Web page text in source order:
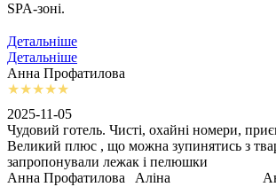
SPA-зоні.
Детальніше
Детальніше
Анна Профатилова
2025-11-05
Чудовий готель. Чисті, охайні номери,
Великий плюс , що можна зупинятись з
запропонували лежак і пелюшки
Анна Профатилова
Аліна